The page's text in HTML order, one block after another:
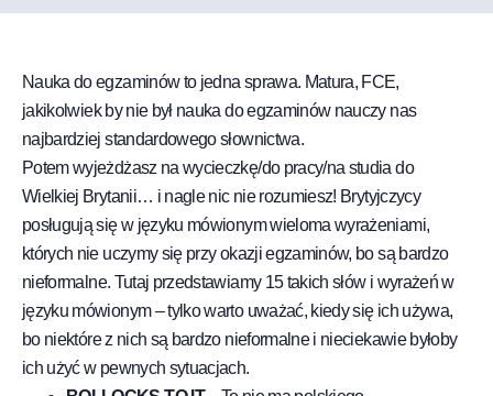
Nauka do egzaminów to jedna sprawa. Matura, FCE,
jakikolwiek by nie był nauka do egzaminów nauczy nas
najbardziej standardowego słownictwa.
Potem wyjeżdżasz na wycieczkę/do pracy/na studia do
Wielkiej Brytanii… i nagle nic nie rozumiesz! Brytyjczycy
posługują się w języku mówionym wieloma wyrażeniami,
których nie uczymy się przy okazji egzaminów, bo są bardzo
nieformalne. Tutaj przedstawiamy 15 takich słów i wyrażeń w
języku mówionym – tylko warto uważać, kiedy się ich używa,
bo niektóre z nich są bardzo nieformalne i nieciekawie byłoby
ich użyć w pewnych sytuacjach.